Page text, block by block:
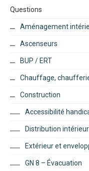
Questions
Aménagement
Ascenseurs
BUP / ERT
Chauffage,
Construction
Accessibilité
Distribution
Extérieur et
GN 8 – Évacuation